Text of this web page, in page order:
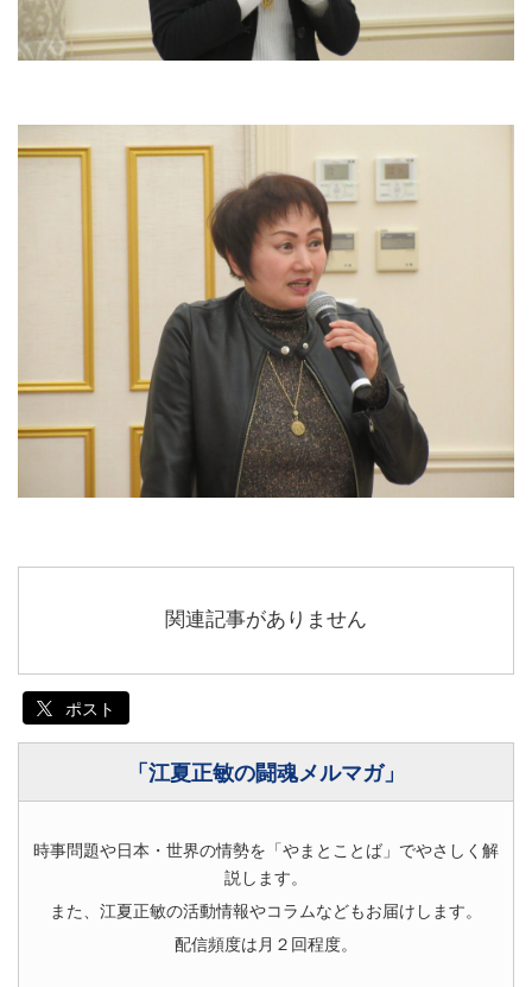
関連記事がありません
ポスト
「江夏正敏の闘魂メルマガ」
時事問題や日本・世界の情勢を「やまとことば」でやさしく解
説します。
また、江夏正敏の活動情報やコラムなどもお届けします。
配信頻度は月２回程度。